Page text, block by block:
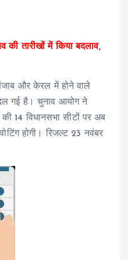
तारीखों में किया बदलाव,
और केरल में होने वाले
गई है। चुनाव आयोग ने
की 14 विधानसभा सीटों पर अब
होगी। रिजल्ट 23 नवंबर